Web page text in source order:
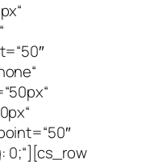
0;“][cs_row